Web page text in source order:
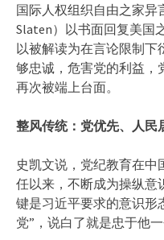
国际人权组织自由之家异
Slaten）以书面回复美国
以被解读为在言论限制下
够忠诚，危害党的利益，
再次被端上台面。
整风传统：党优先、人民
史凯文说，党纪教育在
任以来，不断成为操纵意
键是习近平要求的意识形
党”，说白了就是忠于他一